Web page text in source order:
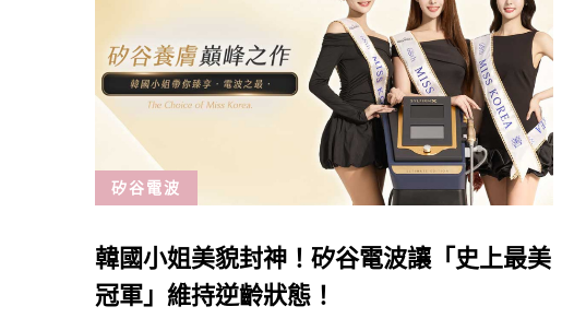
矽谷電波
韓國小姐美貌封神！矽谷電波讓「史上最美
冠軍」維持逆齡狀態！